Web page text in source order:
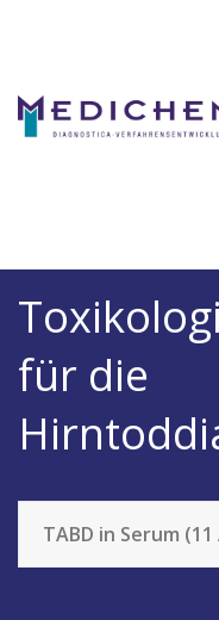
Über uns
Alkohol
für die
TABD in Serum